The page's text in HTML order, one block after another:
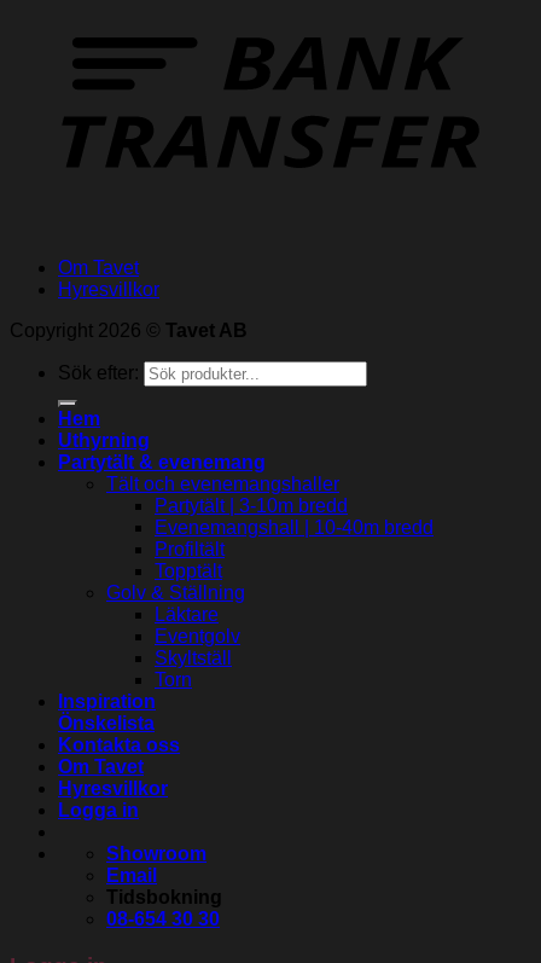
Om Tavet
Hyresvillkor
Copyright 2026 © Tavet AB
Sök efter:
Hem
Uthyrning
Partytält & evenemang
Tält och evenemangshaller
Partytält | 3-10m bredd
Evenemangshall | 10-40m bredd
Profiltält
Topptält
Golv & Ställning
Läktare
Eventgolv
Skyltställ
Torn
Inspiration
Önskelista
Kontakta oss
Om Tavet
Hyresvillkor
Logga in
Showroom
Email
Tidsbokning
08-654 30 30